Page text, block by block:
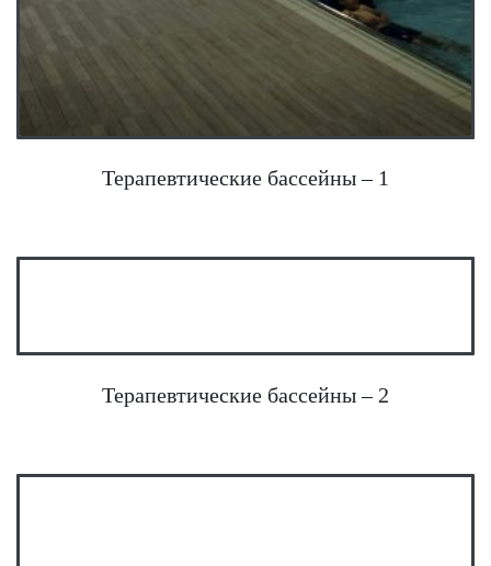
Терапевтические бассейны – 1
Терапевтические бассейны – 2